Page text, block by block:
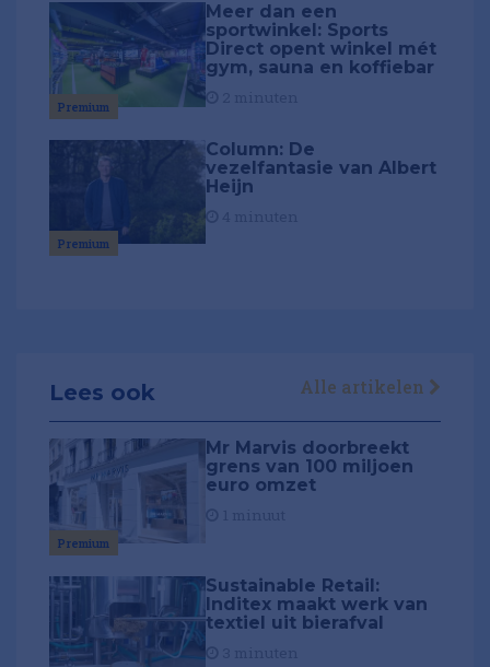
Premium
Meer dan een
sportwinkel: Sports
Direct opent winkel mét
gym, sauna en koffiebar
Premium
Column: De
vezelfantasie van Albert
Heijn
Lees ook Alle artikelen
Premium
Mr Marvis doorbreekt
grens van 100 miljoen
euro omzet
Sustainable Retail:
Inditex maakt werk van
textiel uit bierafval